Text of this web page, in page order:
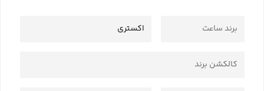
برند ساعت اکستری
کالکشن برند